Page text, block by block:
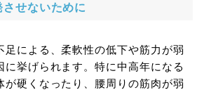
せないために
足による、柔軟性の低下や筋力が弱
に挙げられます。特に中高年になる
が硬くなったり、腰周りの筋肉が弱